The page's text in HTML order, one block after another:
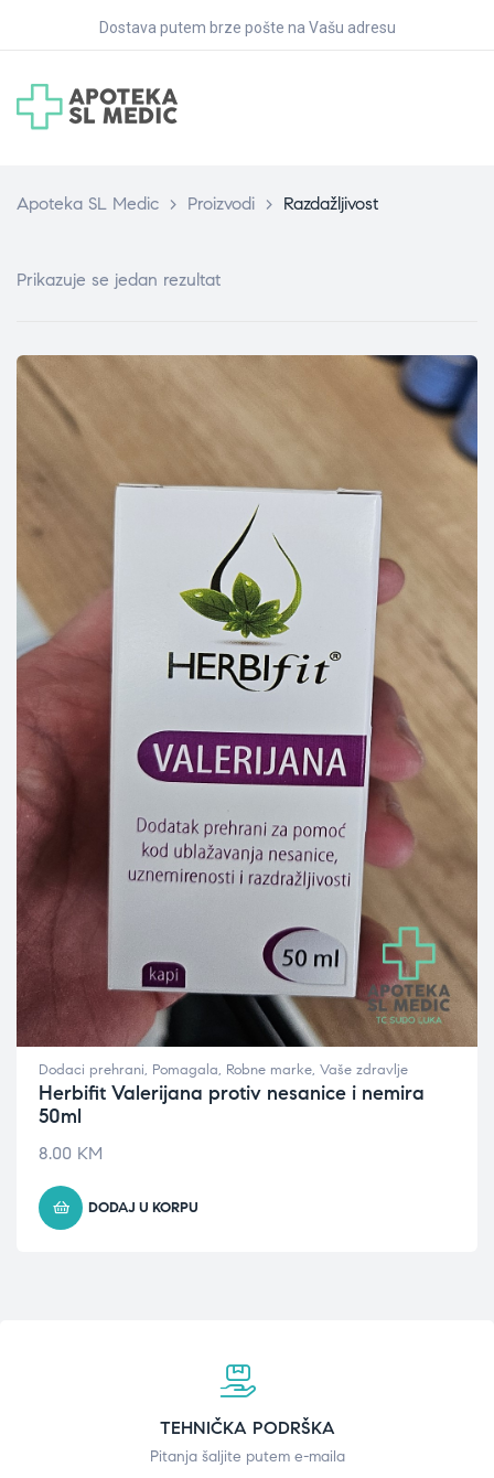
Dostava putem brze pošte na Vašu adresu
Apoteka SL Medic > Proizvodi > Razdažljivost
Prikazuje se jedan rezultat
Dodaci prehrani, Pomagala, Robne marke, Vaše zdravlje
Herbifit Valerijana protiv nesanice i nemira
50ml
8.00 KM
DODAJ U KORPU
TEHNIČKA PODRŠKA
Pitanja šaljite putem e-maila